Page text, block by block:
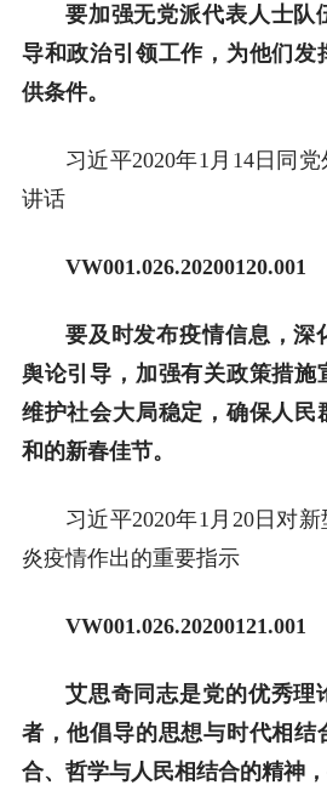
要加强无党派代表人士队
导和政治引领工作，为他们发
供条件。
习近平2020年1月14日同
讲话
VW001.026.20200120.001
要及时发布疫情信息，深
舆论引导，加强有关政策措施
维护社会大局稳定，确保人民
和的新春佳节。
习近平2020年1月20日对
炎疫情作出的重要指示
VW001.026.20200121.001
艾思奇同志是党的优秀理
者，他倡导的思想与时代相结
合、哲学与人民相结合的精神